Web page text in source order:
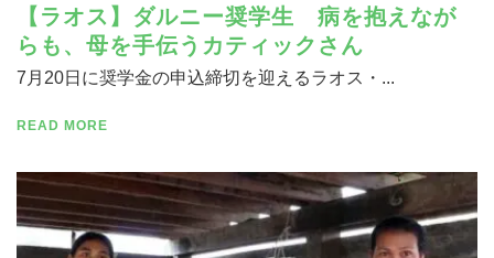
【ラオス】ダルニー奨学生 病を抱えなが
らも、母を手伝うカティックさん
7月20日に奨学金の申込締切を迎えるラオス・...
READ MORE